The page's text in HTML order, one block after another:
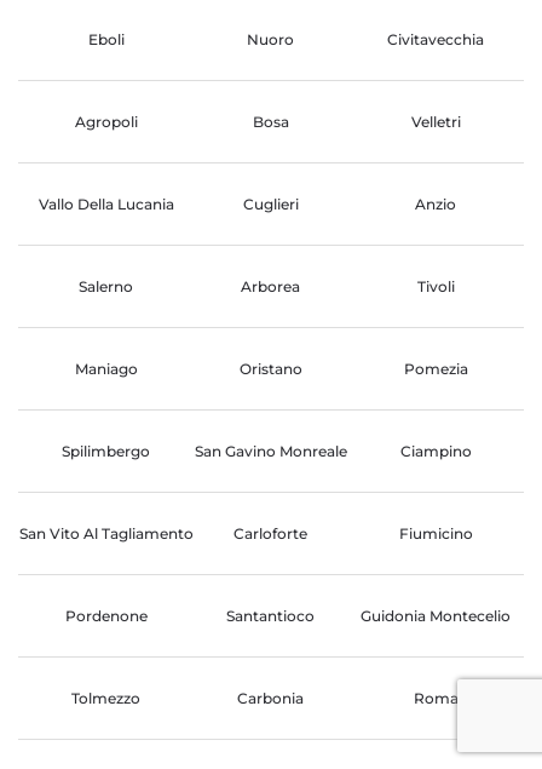
Eboli Nuoro Civitavecchia
Agropoli Bosa Velletri
Vallo Della Lucania Cuglieri Anzio
Salerno Arborea Tivoli
Maniago Oristano Pomezia
Spilimbergo San Gavino Monreale Ciampino
San Vito Al Tagliamento Carloforte Fiumicino
Pordenone Santantioco Guidonia Montecelio
Tolmezzo Carbonia Roma